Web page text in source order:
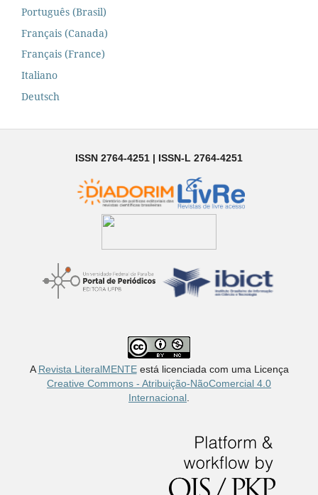
Português (Brasil)
Français (Canada)
Français (France)
Italiano
Deutsch
ISSN 2764-4251 | ISSN-L 2764-4251
ARevista LiteralMENTEestá licenciada com uma Licença
Creative Commons - Atribuição-NãoComercial 4.0
Internacional.